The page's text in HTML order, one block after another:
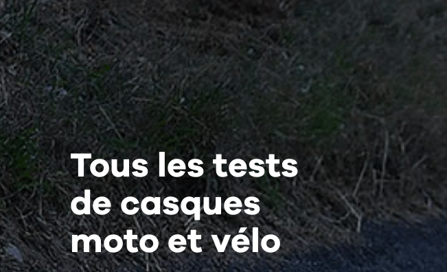
Tous les tests
de casques
moto et vélo